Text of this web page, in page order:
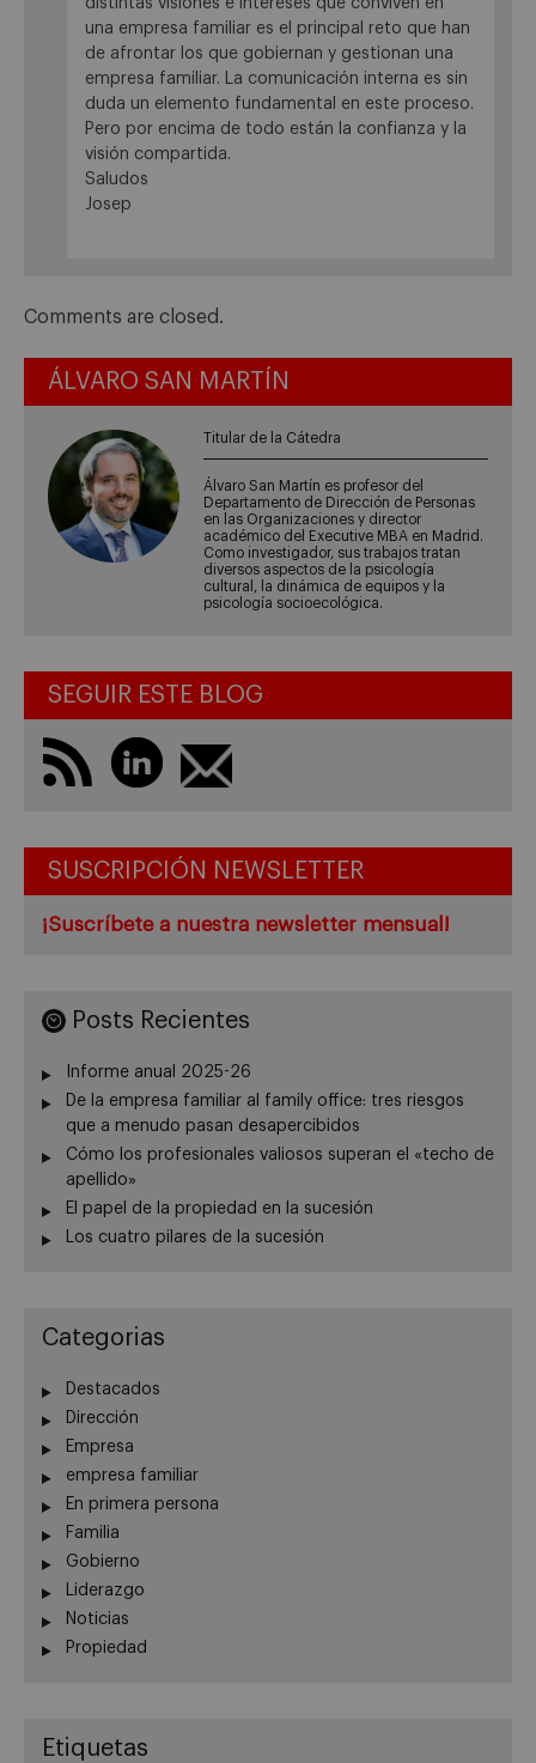
una empresa familiar es el principal reto que han
de afrontar los que gobiernan y gestionan una
empresa familiar. La comunicación interna es sin
duda un elemento fundamental en este proceso.
Pero por encima de todo están la confianza y la
visión compartida.
Saludos
Josep
Comments are closed.
ÁLVARO SAN MARTÍN
Titular de la Cátedra
Álvaro San Martín es profesor del
Departamento de Dirección de Personas
en las Organizaciones y director
académico del Executive MBA en Madrid.
Como investigador, sus trabajos tratan
diversos aspectos de la psicología
cultural, la dinámica de equipos y la
psicología socioecológica.
SEGUIR ESTE BLOG
SUSCRIPCIÓN NEWSLETTER
¡Suscríbete a nuestra newsletter mensual!
Posts Recientes
Informe anual 2025-26
De la empresa familiar al family office: tres riesgos
que a menudo pasan desapercibidos
Cómo los profesionales valiosos superan el «techo de
apellido»
El papel de la propiedad en la sucesión
Los cuatro pilares de la sucesión
Categorias
Destacados
Dirección
Empresa
empresa familiar
En primera persona
Familia
Gobierno
Liderazgo
Noticias
Propiedad
Etiquetas